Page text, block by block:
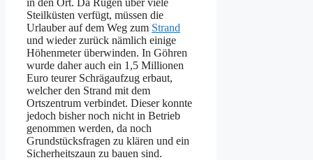
Steilküsten verfügt, müssen die
Urlauber auf dem Weg zum Strand
und wieder zurück nämlich einige
Höhenmeter überwinden. In Göhren
wurde daher auch ein 1,5 Millionen
Euro teurer Schrägaufzug erbaut,
welcher den Strand mit dem
Ortszentrum verbindet. Dieser konnte
jedoch bisher noch nicht in Betrieb
genommen werden, da noch
Grundstücksfragen zu klären und ein
Sicherheitszaun zu bauen sind.